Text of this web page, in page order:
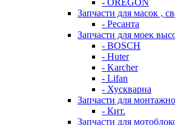
- OREGON
Запчасти для масок ,
- Ресанта
Запчасти для моек
- BOSCH
- Huter
- Karcher
- Lifan
- Хускварна
Запчасти для
- Кит.
Запчасти для